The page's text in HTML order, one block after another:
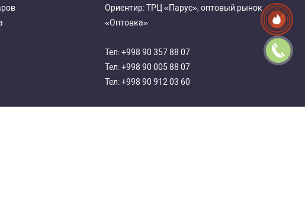
Ориентир: ТРЦ «Парус», оптовый рынок
«Оптовка»
Тел:+998 90 357 88 07
Тел:+998 90 005 88 07
Тел:+998 90 912 03 60